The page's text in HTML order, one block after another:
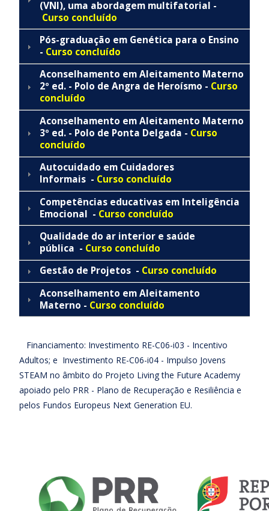
(VNI), uma abordagem multifatorial -
Curso concluído
Pós-graduação em Genética para o Ensino
- Curso concluído
Aconselhamento em Aleitamento Materno
2º ed. - Polo de Angra de Heroísmo - Curso
concluído
Aconselhamento em Aleitamento Materno
3º ed. - Polo de Ponta Delgada - Curso
concluído
Autocuidado em Cuidadores
Informais - Curso concluído
Competências educativas em Inteligência
Emocional - Curso concluído
Qualidade do ar interior e saúde
pública - Curso concluído
Gestão de Projetos - Curso concluído
Aconselhamento em Aleitamento
Materno - Curso concluído
Financiamento: Investimento RE-C06-i03 - Incentivo
Adultos; e Investimento RE-C06-i04 - Impulso Jovens
STEAM no âmbito do Projeto Living the Future Academy
apoiado pelo PRR - Plano de Recuperação e Resiliência e
pelos Fundos Europeus Next Generation EU.